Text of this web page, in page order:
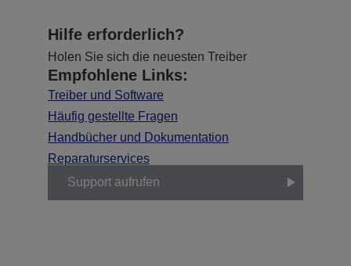
Hilfe erforderlich?
Holen Sie sich die neuesten Treiber
Empfohlene Links:
Treiber und Software
Häufig gestellte Fragen
Handbücher und Dokumentation
Reparaturservices
Support aufrufen